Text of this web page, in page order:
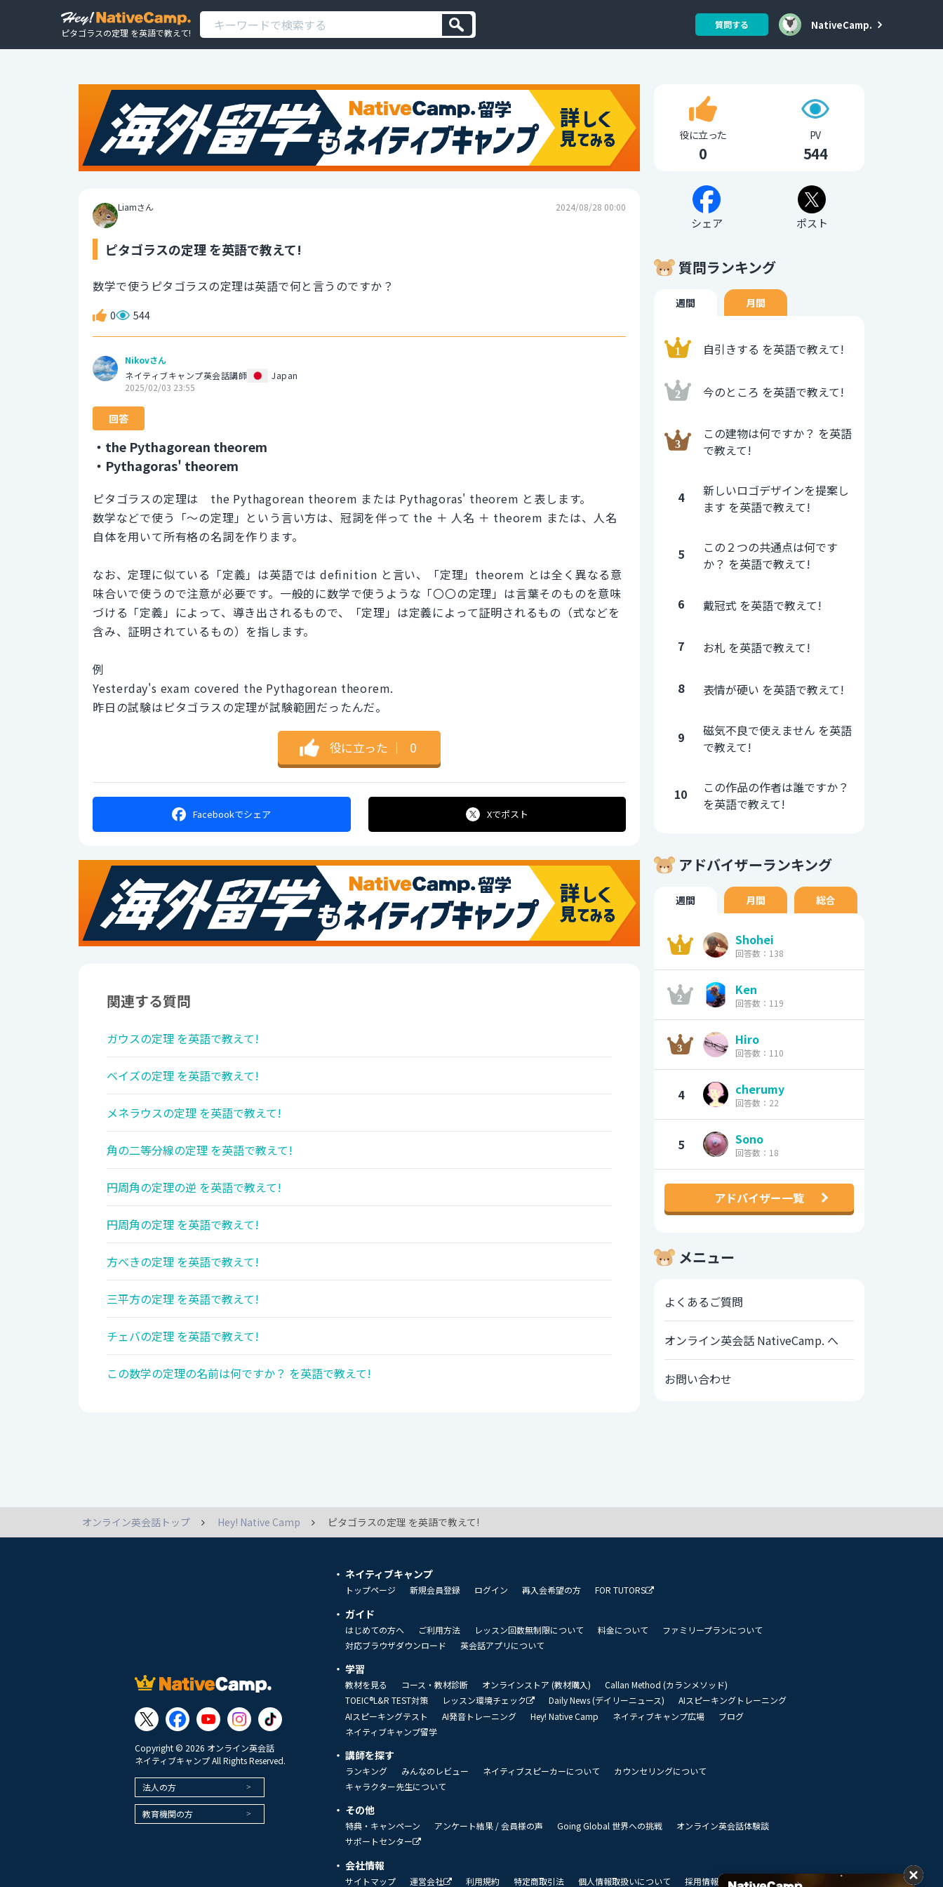
ピタゴラスの定理 を英語で教えて!
質問する NativeCamp.
Liamさん 2024/08/28 00:00
ピタゴラスの定理 を英語で教えて!
数学で使うピタゴラスの定理は英語で何と言うのですか？
0 544
Nikovさん
ネイティブキャンプ英会話講師
Japan
2025/02/03 23:55
回答
・the Pythagorean theorem
・Pythagoras' theorem
ピタゴラスの定理は the Pythagorean theorem または Pythagoras' theorem と表します。
数学などで使う「～の定理」という言い方は、冠詞を伴って the ＋ 人名 ＋ theorem または、人名
自体を用いて所有格の名詞を作ります。
なお、定理に似ている「定義」は英語では definition と言い、「定理」theorem とは全く異なる意
味合いで使うので注意が必要です。一般的に数学で使うような「〇〇の定理」は言葉そのものを意味
づける「定義」によって、導き出されるもので、「定理」は定義によって証明されるもの（式などを
含み、証明されているもの）を指します。
例
Yesterday's exam covered the Pythagorean theorem.
昨日の試験はピタゴラスの定理が試験範囲だったんだ。
役に立った ｜ 0
Facebookでシェア Xでポスト
関連する質問
ガウスの定理 を英語で教えて!
ベイズの定理 を英語で教えて!
メネラウスの定理 を英語で教えて!
角の二等分線の定理 を英語で教えて!
円周角の定理の逆 を英語で教えて!
円周角の定理 を英語で教えて!
方べきの定理 を英語で教えて!
三平方の定理 を英語で教えて!
チェバの定理 を英語で教えて!
この数学の定理の名前は何ですか？ を英語で教えて!
役に立った
0
PV
544
シェア ポスト
質問ランキング
週間 月間
自引きする を英語で教えて!
今のところ を英語で教えて!
この建物は何ですか？ を英語
で教えて!
4
新しいロゴデザインを提案し
ます を英語で教えて!
5
この２つの共通点は何です
か？ を英語で教えて!
6 戴冠式 を英語で教えて!
7 お札 を英語で教えて!
8 表情が硬い を英語で教えて!
9
磁気不良で使えません を英語
で教えて!
10
この作品の作者は誰ですか？
を英語で教えて!
アドバイザーランキング
週間 月間 総合
Shohei
回答数：138
Ken
回答数：119
Hiro
回答数：110
4 cherumy
回答数：22
5 Sono
回答数：18
アドバイザー一覧
メニュー
よくあるご質問
オンライン英会話 NativeCamp. へ
お問い合わせ
オンライン英会話トップ Hey! Native Camp ピタゴラスの定理 を英語で教えて!
Copyright © 2026 オンライン英会話
ネイティブキャンプ All Rights Reserved.
法人の方
教育機関の方
ネイティブキャンプ
トップページ 新規会員登録 ログイン 再入会希望の方 FOR TUTORS
ガイド
はじめての方へ ご利用方法 レッスン回数無制限について 料金について
ファミリープランについて
対応ブラウザダウンロード
英会話アプリについて
学習
教材を見る コース・教材診断 オンラインストア (教材購入)
Callan Method (カランメソッド)
TOEIC®L&R TEST対策
レッスン環境チェック Daily News (デイリーニュース)
AIスピーキングトレーニング
AIスピーキングテスト
AI発音トレーニング Hey! Native Camp ネイティブキャンプ広場
ブログ
ネイティブキャンプ留学
講師を探す
ランキング みんなのレビュー ネイティブスピーカーについて
カウンセリングについて
キャラクター先生について
その他
特典・キャンペーン アンケート結果 / 会員様の声 Going Global 世界への挑戦
オンライン英会話体験談
サポートセンター
会社情報
サイトマップ 運営会社 利用規約 特定商取引法 個人情報取扱いについて 採用情報 私達のビジョン